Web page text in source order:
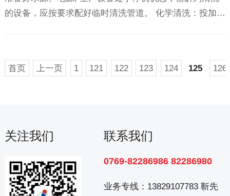
的设备，应按要求配好临时清洗管道。 化学清洗：投加…
首页 上一页 1 121 122 123 124 125 126
关注我们 联系我们
0769-82286986 82286980
业务专线： 13829107783 靳先